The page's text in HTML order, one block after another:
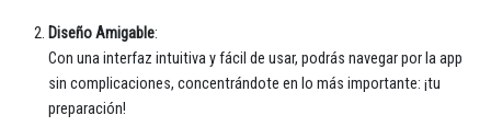
Diseño Amigable:
Con una interfaz intuitiva y fácil de usar, podrás navegar por la app
sin complicaciones, concentrándote en lo más importante: ¡tu
preparación!